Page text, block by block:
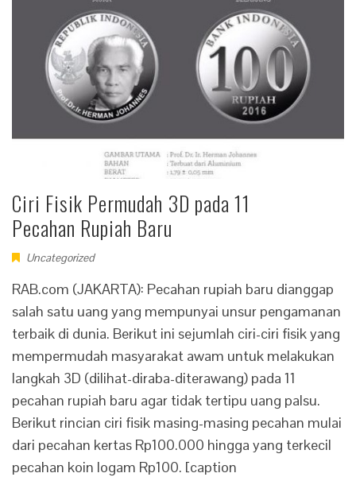
Ciri Fisik Permudah 3D pada 11
Pecahan Rupiah Baru
Uncategorized
RAB.com (JAKARTA): Pecahan rupiah baru dianggap
salah satu uang yang mempunyai unsur pengamanan
terbaik di dunia. Berikut ini sejumlah ciri-ciri fisik yang
mempermudah masyarakat awam untuk melakukan
langkah 3D (dilihat-diraba-diterawang) pada 11
pecahan rupiah baru agar tidak tertipu uang palsu.
Berikut rincian ciri fisik masing-masing pecahan mulai
dari pecahan kertas Rp100.000 hingga yang terkecil
pecahan koin logam Rp100. [caption